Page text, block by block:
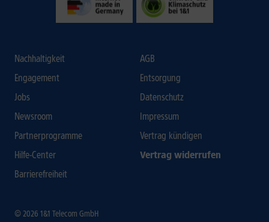
Nachhaltigkeit
Engagement
Jobs
Newsroom
Partnerprogramme
Hilfe-Center
Barrierefreiheit
AGB
Entsorgung
Datenschutz
Impressum
Vertrag kündigen
Vertrag widerrufen
© 2026 1&1 Telecom GmbH